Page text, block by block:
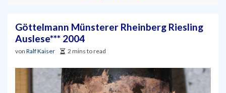
Göttelmann Münsterer Rheinberg Riesling
Auslese*** 2004
von Ralf Kaiser 2 mins to read